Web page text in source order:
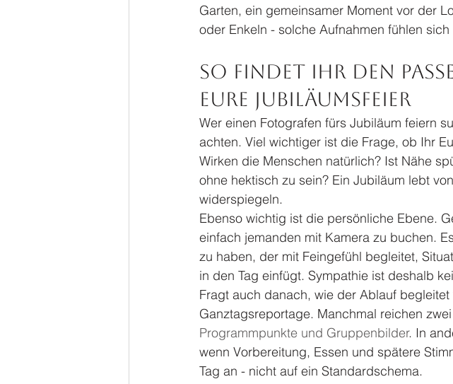
Garten, ein gemeinsamer Moment vor der
oder Enkeln - solche Aufnahmen fühlen
So findet Ihr den
Eure Jubiläumsfeier
Wer einen Fotografen fürs Jubiläum feiern
achten. Viel wichtiger ist die Frage, ob Ihr
Wirken die Menschen natürlich? Ist Nähe
ohne hektisch zu sein? Ein Jubiläum lebt
widerspiegeln.
Ebenso wichtig ist die persönliche Ebene.
einfach jemanden mit Kamera zu buchen.
zu haben, der mit Feingefühl begleitet,
in den Tag einfügt. Sympathie ist deshalb
Fragt auch danach, wie der Ablauf
Ganztagsreportage. Manchmal reichen
Programmpunkte und Gruppenbilder. In
wenn Vorbereitung, Essen und spätere
Tag an - nicht auf ein Standardschema.